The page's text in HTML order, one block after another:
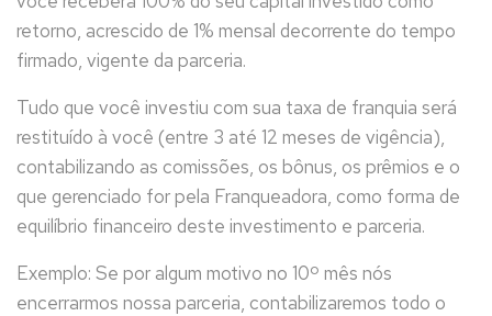
retorno, acrescido de 1% mensal decorrente do tempo
firmado, vigente da parceria.
Tudo que você investiu com sua taxa de franquia será
restituído à você (entre 3 até 12 meses de vigência),
contabilizando as comissões, os bônus, os prêmios e o
que gerenciado for pela Franqueadora, como forma de
equilíbrio financeiro deste investimento e parceria.
Exemplo: Se por algum motivo no 10º mês nós
encerrarmos nossa parceria, contabilizaremos todo o